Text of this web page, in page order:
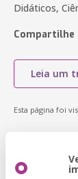
Didáticos,
Leia um
Esta página foi